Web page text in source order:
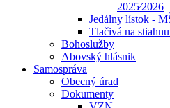
2025⁄2026
Jedálny lístok -
Tlačivá na
Bohoslužby
Abovský hlásnik
Samospráva
Obecný úrad
Dokumenty